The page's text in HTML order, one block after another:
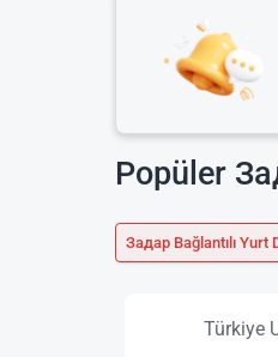
Popüler
Задар Bağlantılı Yurt
Türkiye